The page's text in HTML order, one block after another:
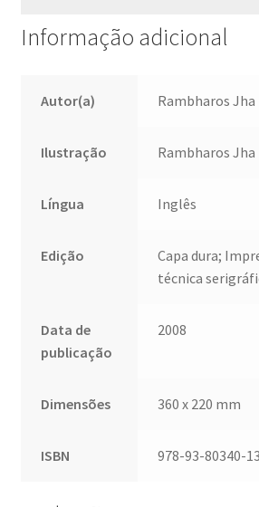
Informação adicional
Autor(a) Rambharos Jha
Ilustração Rambharos Jha
Língua Inglês
Edição
Capa dura;
técnica
Data de
publicação
2008
Dimensões 360 x 220 mm
ISBN 978-93-80340-